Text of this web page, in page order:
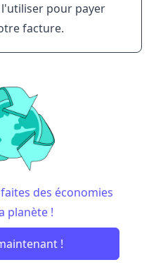
pour payer
facture.
des économies
planète !
!